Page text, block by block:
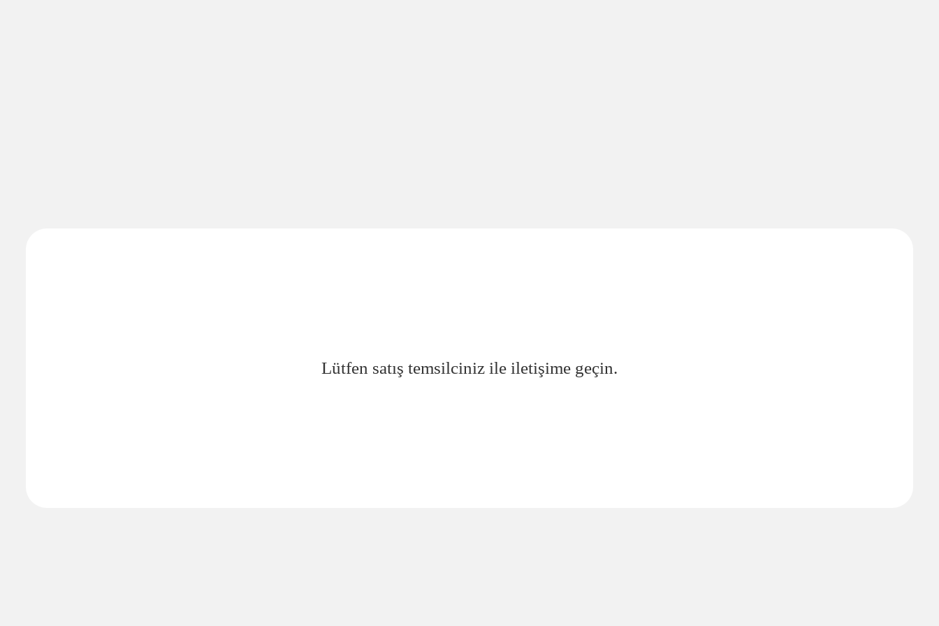
Lütfen satış temsilciniz ile iletişime geçin.